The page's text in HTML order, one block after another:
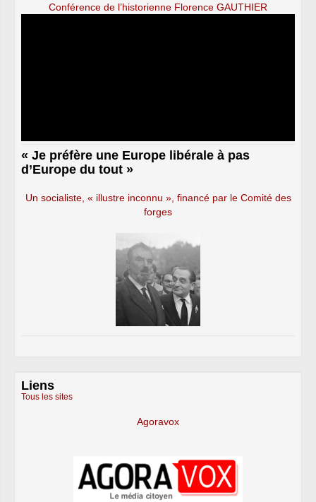
Conférence de l’historienne Florence GAUTHIER
« Je préfère une Europe libérale à pas
d’Europe du tout »
Un socialiste, « illustre inconnu », financé par le Comité des
forges
Liens
Tous les sites
Agoravox